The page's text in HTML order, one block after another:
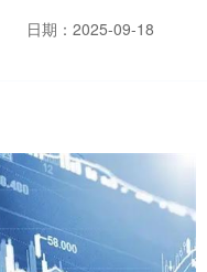
日期：2025-09-18